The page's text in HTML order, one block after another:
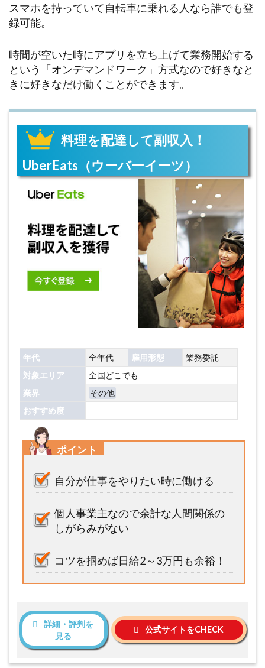
スマホを持っていて自転車に乗れる人なら誰でも登
録可能。
時間が空いた時にアプリを立ち上げて業務開始する
という「オンデマンドワーク」方式なので好きなと
きに好きなだけ働くことができます。
料理を配達して副収入！
UberEats（ウーバーイーツ）
年代 全年代 雇用形態
業務委託
対象エリア
全国どこでも
業界
その他
おすすめ度
ポイント
自分が仕事をやりたい時に働ける
個人事業主なので余計な人間関係の
しがらみがない
コツを掴めば日給2～3万円も余裕！
詳細・評判を
見る
公式サイトをCHECK